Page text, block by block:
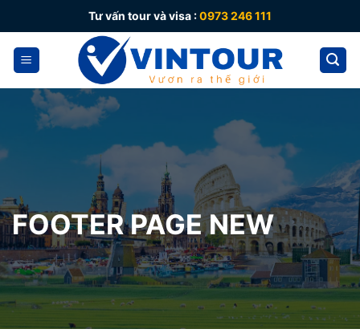
to
content
Tư vấn tour và visa :0973 246 111
FOOTER PAGE NEW